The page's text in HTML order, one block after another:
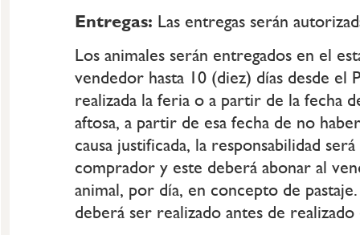
Entregas: Las entregas serán
Los animales serán entregados en el
vendedor hasta 10 (diez) días desde el
realizada la feria o a partir de la fecha
aftosa, a partir de esa fecha de no
causa justificada, la responsabilidad
comprador y este deberá abonar al
animal, por día, en concepto de
deberá ser realizado antes de